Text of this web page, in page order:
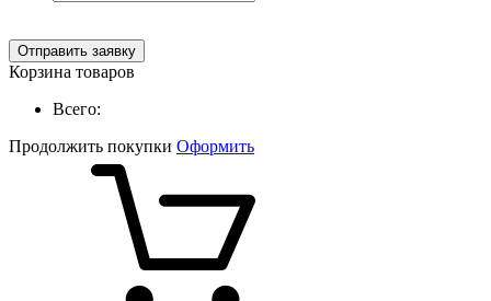
Отправить заявку
Корзина товаров
Всего:
Продолжить покупки Оформить